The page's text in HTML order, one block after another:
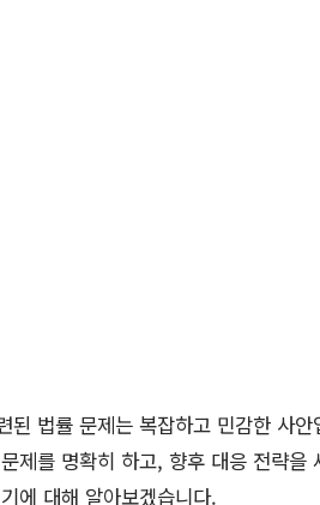
된 법률 문제는 복잡하고 민감한 사
제를 명확히 하고, 향후 대응 전략
에 대해 알아보겠습니다.